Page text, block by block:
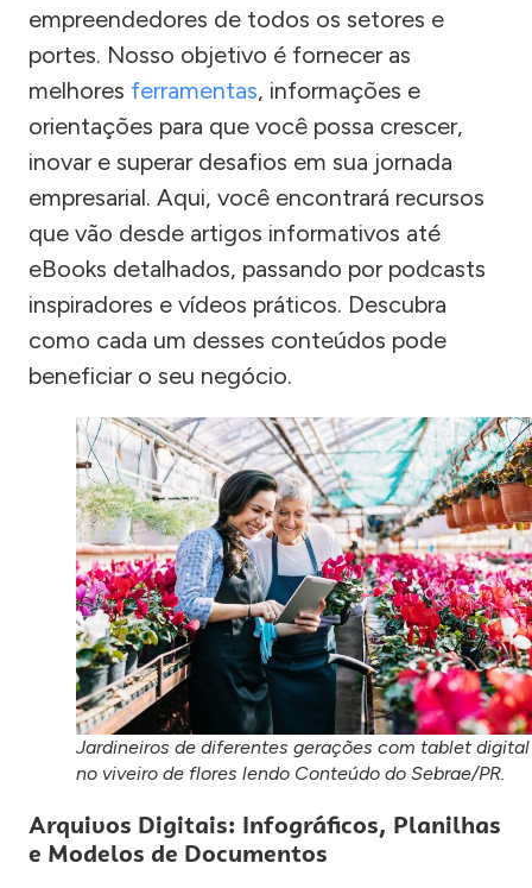
empreendedores de todos os setores e
portes. Nosso objetivo é fornecer as
melhores ferramentas, informações e
orientações para que você possa crescer,
inovar e superar desafios em sua jornada
empresarial. Aqui, você encontrará recursos
que vão desde artigos informativos até
eBooks detalhados, passando por podcasts
inspiradores e vídeos práticos. Descubra
como cada um desses conteúdos pode
beneficiar o seu negócio.
Jardineiros de diferentes gerações com tablet digital
no viveiro de flores lendo Conteúdo do Sebrae/PR.
Arquivos Digitais: Infográficos, Planilhas
e Modelos de Documentos